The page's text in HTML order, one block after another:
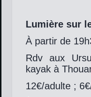
Lumière sur
À partir de
Rdv aux
kayak à
12€/adulte ;